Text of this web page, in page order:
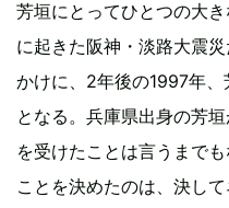
芳垣にとってひとつの大
に起きた阪神・淡路大震
かけに、2年後の1997年
となる。兵庫県出身の芳
を受けたことは言うまで
ことを決めたのは、決し